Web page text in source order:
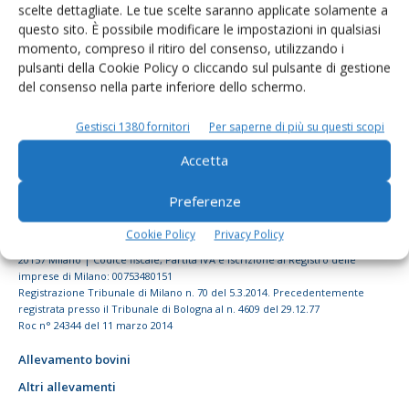
scelte dettagliate. Le tue scelte saranno applicate solamente a
questo sito. È possibile modificare le impostazioni in qualsiasi
momento, compreso il ritiro del consenso, utilizzando i
pulsanti della Cookie Policy o cliccando sul pulsante di gestione
del consenso nella parte inferiore dello schermo.
Gestisci 1380 fornitori Per saperne di più su questi scopi
Accetta
Preferenze
Cookie Policy Privacy Policy
© Tecniche Nuove Spa. Tutti i diritti riservati. Sede legale Via Eritrea 21 -
20157 Milano | Codice fiscale, Partita IVA e Iscrizione al Registro delle
imprese di Milano: 00753480151
Registrazione Tribunale di Milano n. 70 del 5.3.2014. Precedentemente
registrata presso il Tribunale di Bologna al n. 4609 del 29.12.77
Roc n° 24344 del 11 marzo 2014
Allevamento bovini
Altri allevamenti